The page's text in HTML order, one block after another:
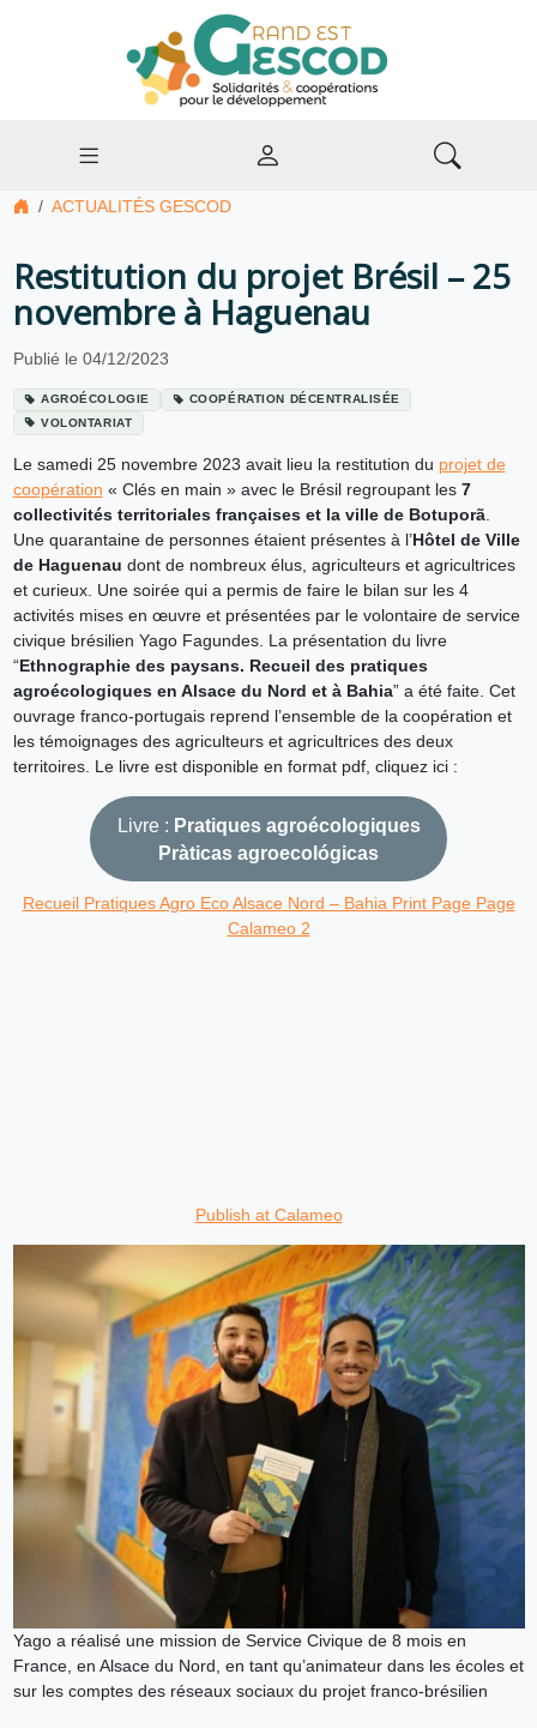
ACTUALITÉS GESCOD
Restitution du projet Brésil – 25
novembre à Haguenau
Publié le 04/12/2023
AGROÉCOLOGIE
COOPÉRATION DÉCENTRALISÉE
VOLONTARIAT
Le samedi 25 novembre 2023 avait lieu la restitution du projet de
coopération « Clés en main » avec le Brésil regroupant les 7
collectivités territoriales françaises et la ville de Botuporã.
Une quarantaine de personnes étaient présentes à l’Hôtel de Ville
de Haguenau dont de nombreux élus, agriculteurs et agricultrices
et curieux. Une soirée qui a permis de faire le bilan sur les 4
activités mises en œuvre et présentées par le volontaire de service
civique brésilien Yago Fagundes. La présentation du livre
“Ethnographie des paysans. Recueil des pratiques
agroécologiques en Alsace du Nord et à Bahia” a été faite. Cet
ouvrage franco-portugais reprend l’ensemble de la coopération et
les témoignages des agriculteurs et agricultrices des deux
territoires. Le livre est disponible en format pdf, cliquez ici :
Livre : Pratiques agroécologiques
Pràticas agroecológicas
Recueil Pratiques Agro Eco Alsace Nord – Bahia Print Page Page
Calameo 2
Publish at Calameo
Yago a réalisé une mission de Service Civique de 8 mois en
France, en Alsace du Nord, en tant qu’animateur dans les écoles et
sur les comptes des réseaux sociaux du projet franco-brésilien